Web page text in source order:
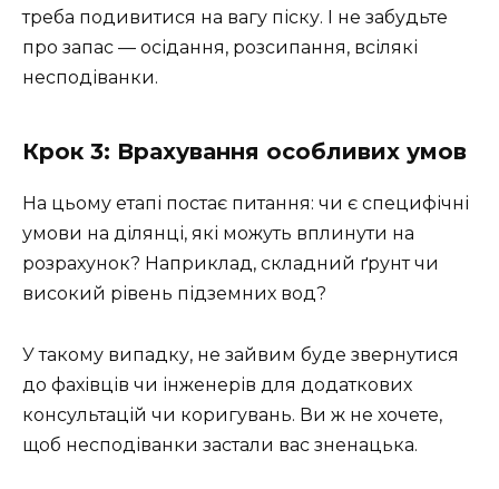
треба подивитися на вагу піску. І не забудьте
про запас — осідання, розсипання, всілякі
несподіванки.
Крок 3: Врахування особливих умов
На цьому етапі постає питання: чи є специфічні
умови на ділянці, які можуть вплинути на
розрахунок? Наприклад, складний ґрунт чи
високий рівень підземних вод?
У такому випадку, не зайвим буде звернутися
до фахівців чи інженерів для додаткових
консультацій чи коригувань. Ви ж не хочете,
щоб несподіванки застали вас зненацька.